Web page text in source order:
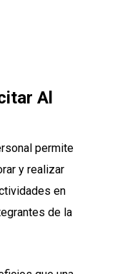
Al
permite
y realizar
en
de la